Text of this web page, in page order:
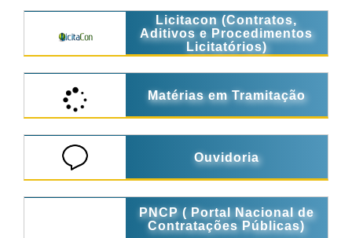
Licitacon (Contratos,
Aditivos e Procedimentos
Licitatórios)
Matérias em Tramitação
Ouvidoria
PNCP ( Portal Nacional de
Contratações Públicas)